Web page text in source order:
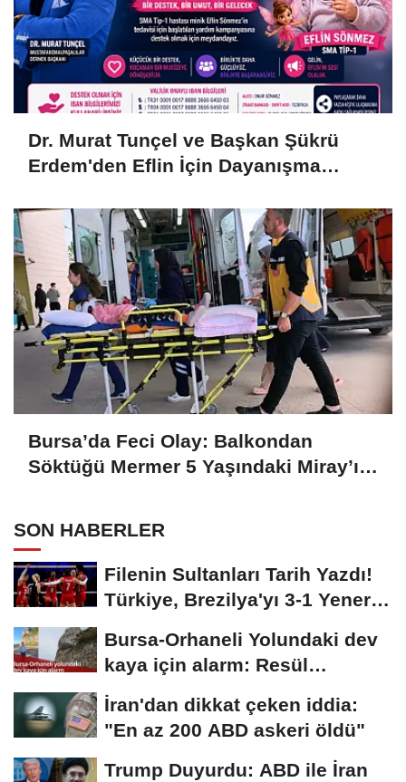
Dr. Murat Tunçel ve Başkan Şükrü
Erdem'den Eflin İçin Dayanışma
Bursa’da Feci Olay: Balkondan
Söktüğü Mermer 5 Yaşındaki Miray’ın
SON HABERLER
Filenin Sultanları Tarih Yazdı!
Türkiye, Brezilya'yı 3-1 Yenerek
Bursa-Orhaneli Yolundaki dev
kaya için alarm: Resül
Kaplan'dan yetkililere...
İran'dan dikkat çeken iddia:
"En az 200 ABD askeri öldü"
Trump Duyurdu: ABD ile İran